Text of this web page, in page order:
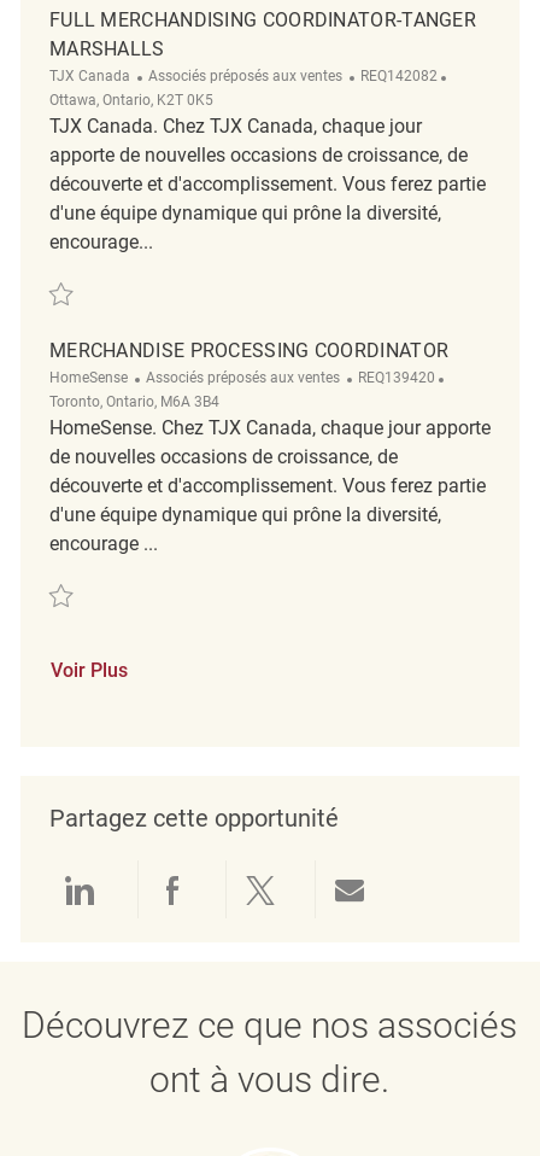
FULL MERCHANDISING COORDINATOR-TANGER
MARSHALLS
TJX Canada Catégorie
Associés préposés aux ventes ReqId
REQ142082
Ottawa, Ontario, K2T 0K5
TJX Canada. Chez TJX Canada, chaque jour
apporte de nouvelles occasions de croissance, de
découverte et d'accomplissement. Vous ferez partie
d'une équipe dynamique qui prône la diversité,
encourage...
Sauvegarder full merchandising coordinator-Tanger Marshalls
MERCHANDISE PROCESSING COORDINATOR
HomeSense Catégorie
Associés préposés aux ventes ReqId
REQ139420
Toronto, Ontario, M6A 3B4
HomeSense. Chez TJX Canada, chaque jour apporte
de nouvelles occasions de croissance, de
découverte et d'accomplissement. Vous ferez partie
d'une équipe dynamique qui prône la diversité,
encourage ...
Sauvegarder Merchandise Processing Coordinator REQ139420
Voir Plus
Partagez cette opportunité
Partager via LinkedIn
Partager via Facebook
Partager via twitter
Découvrez ce que nos associés
ont à vous dire.